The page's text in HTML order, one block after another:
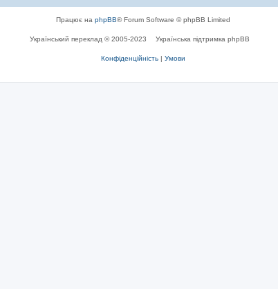
Працює на phpBB® Forum Software © phpBB Limited
Український переклад © 2005-2023 Українська підтримка phpBB
Конфіденційність | Умови